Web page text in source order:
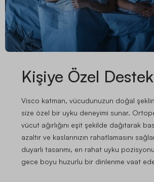
Kişiye Özel Destek
Visco katman, vücudunuzun doğal
size özel bir uyku deneyimi sunar.
vücut ağırlığını eşit şekilde dağıtarak
azaltır ve kaslarınızın rahatlamasını
duyarlı tasarımı, en rahat uyku
gece boyu huzurlu bir dinlenme vaat